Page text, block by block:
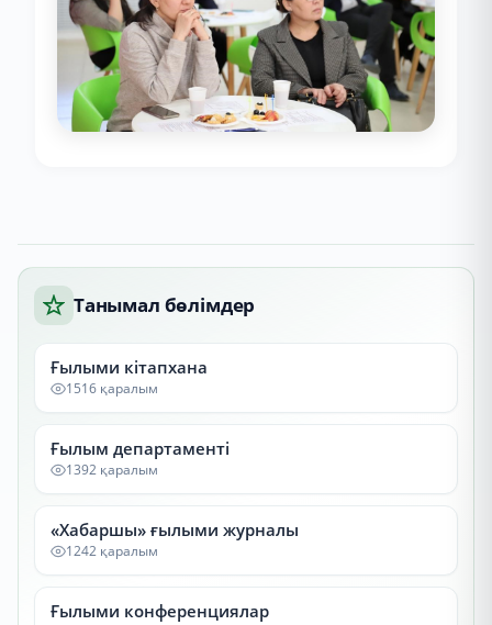
Танымал бөлімдер
Ғылыми кітапхана
1516 қаралым
Ғылым департаменті
1392 қаралым
«Хабаршы» ғылыми журналы
1242 қаралым
Ғылыми конференциялар